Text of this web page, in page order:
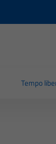
Tempo